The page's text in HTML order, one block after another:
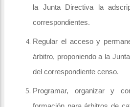
la Junta Directiva la
correspondientes.
Regular el acceso y
árbitro, proponiendo a la
del correspondiente censo.
Programar, organizar y